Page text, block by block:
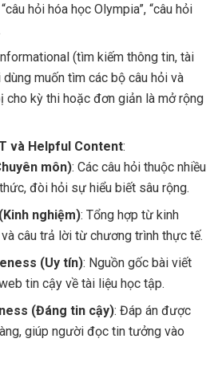
hỏi hóa học Olympia”, “câu hỏi
(tìm kiếm thông tin, tài
muốn tìm các bộ câu hỏi và
cho kỳ thi hoặc đơn giản là mở rộng
và Helpful Content:
môn): Các câu hỏi thuộc nhiều
đòi hỏi sự hiểu biết sâu rộng.
nghiệm): Tổng hợp từ kinh
câu trả lời từ chương trình thực tế.
(Uy tín): Nguồn gốc bài viết
tin cậy về tài liệu học tập.
(Đáng tin cậy): Đáp án được
giúp người đọc tin tưởng vào